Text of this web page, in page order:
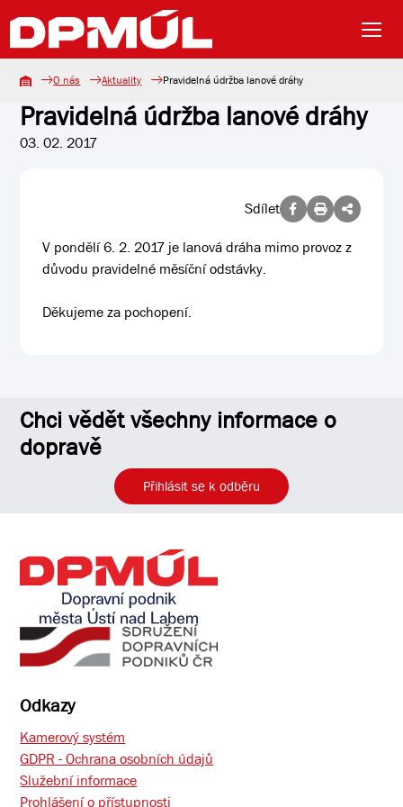
O nás Aktuality Pravidelná údržba lanové dráhy
Pravidelná údržba lanové dráhy
03. 02. 2017
Sdílet
V pondělí 6. 2. 2017 je lanová dráha mimo provoz z
důvodu pravidelné měsíční odstávky.
Děkujeme za pochopení.
Chci vědět všechny informace o
dopravě
Přihlásit se k odběru
Odkazy
Kamerový systém
GDPR - Ochrana osobních údajů
Služební informace
Prohlášení o přístupnosti